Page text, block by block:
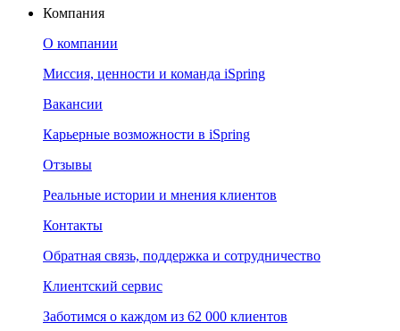
Компания
О компании
Миссия, ценности и команда iSpring
Вакансии
Карьерные возможности в iSpring
Отзывы
Реальные истории и мнения клиентов
Контакты
Обратная связь, поддержка и сотрудничество
Клиентский сервис
Заботимся о каждом из 62 000 клиентов